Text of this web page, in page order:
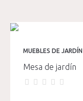
MUEBLES DE JARDÍN
Mesa de jardín